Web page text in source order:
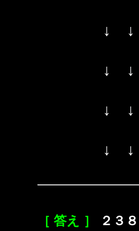
↓
↓
↓
↓
［ 答え ］ ２３